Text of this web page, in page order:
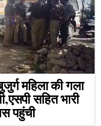
महिला की गला
सहित भारी
पहुंची